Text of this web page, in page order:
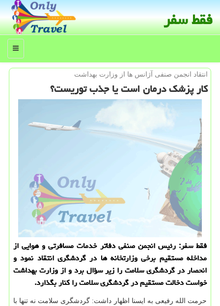
فقط سفر
منو
انتقاد انجمن صنفی آژانس ها از وزارت بهداشت
كار پزشك درمان است یا جذب توریست؟
فقط سفر: رئیس انجمن صنفی دفاتر خدمات مسافرتی و هوایی از
مداخله مستقیم برخی وزارتخانه ها در گردشگری انتقاد نمود و
انحصار در گردشگری سلامت را زیر سؤال برد و از وزارت بهداشت
خواست دخالت مستقیم در گردشگری سلامت را كنار بگذارد.
حرمت الله رفیعی به ایسنا اظهار داشت: گردشگری سلامت نه تنها با